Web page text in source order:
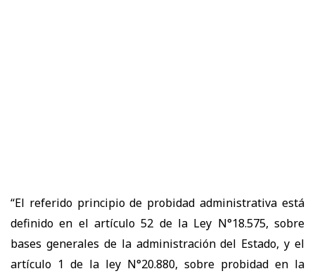
“El referido principio de probidad administrativa está
definido en el artículo 52 de la Ley N°18.575, sobre
bases generales de la administración del Estado, y el
artículo 1 de la ley N°20.880, sobre probidad en la